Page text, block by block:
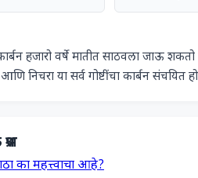
आणि निचरा या सर्व गोष्टींचा कार्बन
का महत्त्वाचा आहे?